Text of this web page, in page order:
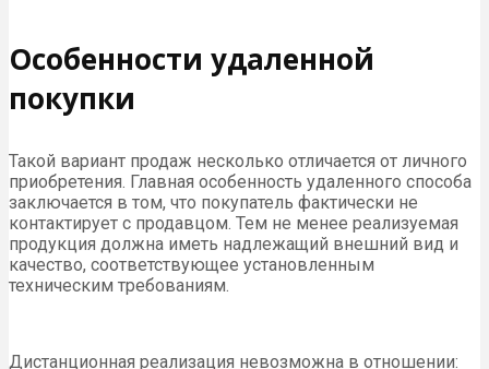
Особенности удаленной
покупки
Такой вариант продаж несколько отличается от личного
приобретения. Главная особенность удаленного способа
заключается в том, что покупатель фактически не
контактирует с продавцом. Тем не менее реализуемая
продукция должна иметь надлежащий внешний вид и
качество, соответствующее установленным
техническим требованиям.
Дистанционная реализация невозможна в отношении: